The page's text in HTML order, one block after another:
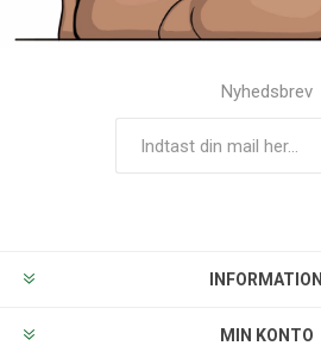
Nyhedsbrev
INFORMATION
MIN KONTO